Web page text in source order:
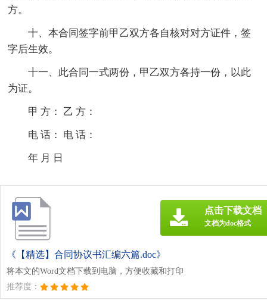
方。
十、本合同签字前甲乙双方各自核对对方证件，签
字后生效。
十一、此合同一式两份，甲乙双方各持一份，以此
为证。
甲 方： 乙 方：
电 话： 电 话：
年 月 日
《【精选】合同协议书汇编六篇.doc》
将本文的Word文档下载到电脑，方便收藏和打印
推荐度：
点击下载文档
文档为doc格式